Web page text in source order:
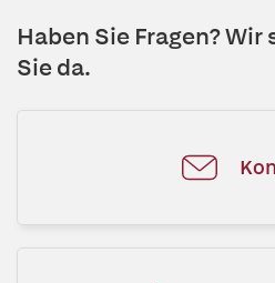
Haben Sie Fragen?
Sie da.